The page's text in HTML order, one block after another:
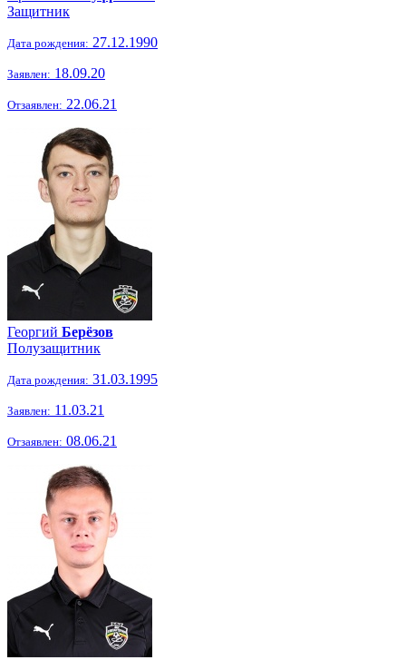
Защитник
Дата рождения: 27.12.1990
Заявлен: 18.09.20
Отзаявлен: 22.06.21
Георгий Берёзов
Полузащитник
Дата рождения: 31.03.1995
Заявлен: 11.03.21
Отзаявлен: 08.06.21